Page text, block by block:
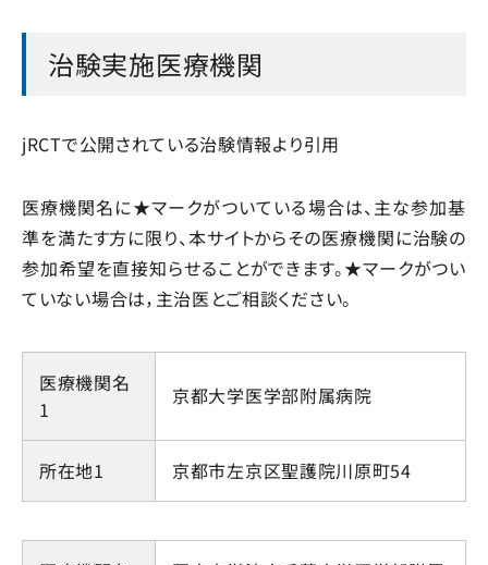
治験実施医療機関
jRCTで公開されている治験情報より引用
医療機関名に★マークがついている場合は、主な参加基
準を満たす方に限り、本サイトからその医療機関に治験の
参加希望を直接知らせることができます。★マークがつい
ていない場合は，主治医とご相談ください。
医療機関名
1
京都大学医学部附属病院
所在地1 京都市左京区聖護院川原町54